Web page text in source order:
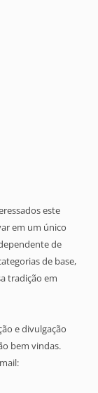
este
em um único
de
de base,
tradição em
e divulgação
bem vindas.